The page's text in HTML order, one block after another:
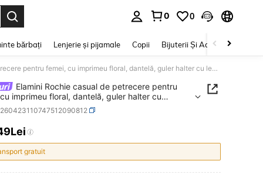
0 0
bărbați Lenjerie și pijamale Copii Bijuterii Și Accesorii
Elamini Rochie casual de petrecere pentru femei, cu imprimeu floral, dantelă, guler halter cu legătură și volane
Elamini Rochie casual de petrecere pentru
imprimeu floral, dantelă, guler halter cu
și volane
AND AVAILABILITY
gratuit